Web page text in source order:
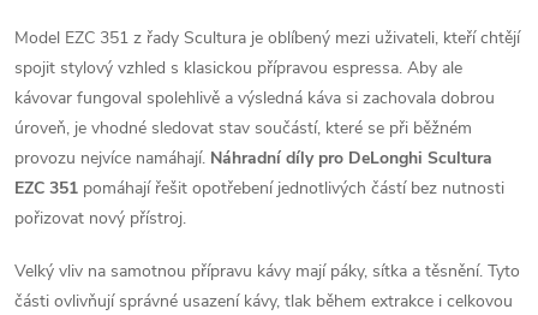
d
a
c
í
p
r
á
n
k
o
v
á
n
í
Model EZC 351 z řady Scultura je oblíbený mezi uživateli, kteří chtějí
spojit stylový vzhled s klasickou přípravou espressa. Aby ale
kávovar fungoval spolehlivě a výsledná káva si zachovala dobrou
úroveň, je vhodné sledovat stav součástí, které se při běžném
provozu nejvíce namáhají. Náhradní díly pro DeLonghi Scultura
EZC 351 pomáhají řešit opotřebení jednotlivých částí bez nutnosti
pořizovat nový přístroj.
Velký vliv na samotnou přípravu kávy mají páky, sítka a těsnění. Tyto
části ovlivňují správné usazení kávy, tlak během extrakce i celkovou